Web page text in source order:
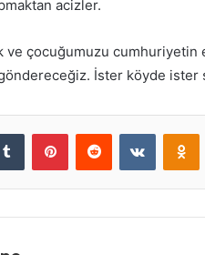
acizler.
çocuğumuzu cumhuriyetin
İster köyde ister
Tumblr PinterestReddit